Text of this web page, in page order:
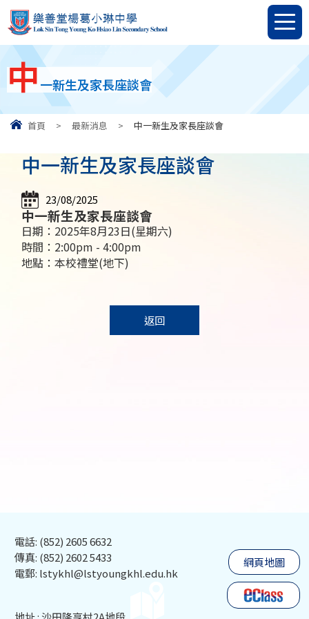
中一新生及家長座談會
首頁 > 最新消息 > 中一新生及家長座談會
中一新生及家長座談會
23/08/2025
中一新生及家長座談會
日期：2025年8月23日(星期六)
時間：2:00pm - 4:00pm
地點：本校禮堂(地下)
返回
電話: (852) 2605 6632
傳真: (852) 2602 5433
電郵: lstykhl@lstyoungkhl.edu.hk
網頁地圖